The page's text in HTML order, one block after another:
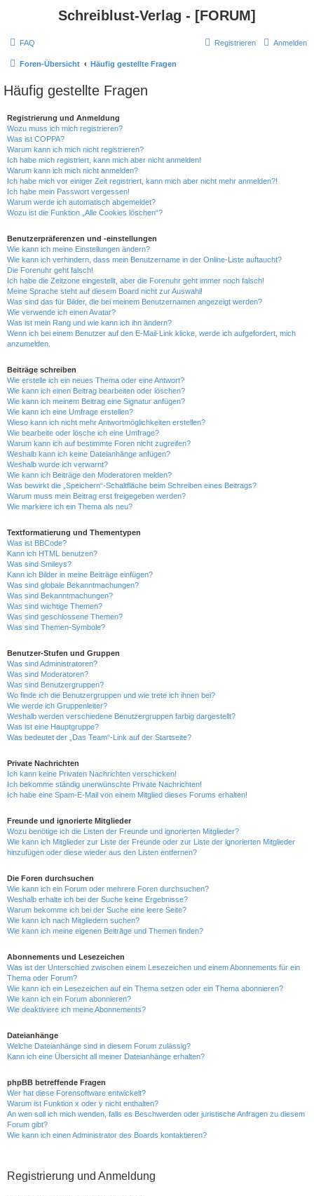
Schreiblust-Verlag - [FORUM]
FAQ Anmelden
Registrieren
Foren-Übersicht Häufig gestellte Fragen
Häufig gestellte Fragen
Registrierung und Anmeldung
Wozu muss ich mich registrieren?
Was ist COPPA?
Warum kann ich mich nicht registrieren?
Ich habe mich registriert, kann mich aber nicht anmelden!
Warum kann ich mich nicht anmelden?
Ich habe mich vor einiger Zeit registriert, kann mich aber nicht mehr anmelden?!
Ich habe mein Passwort vergessen!
Warum werde ich automatisch abgemeldet?
Wozu ist die Funktion „Alle Cookies löschen“?
Benutzerpräferenzen und -einstellungen
Wie kann ich meine Einstellungen ändern?
Wie kann ich verhindern, dass mein Benutzername in der Online-Liste auftaucht?
Die Forenuhr geht falsch!
Ich habe die Zeitzone eingestellt, aber die Forenuhr geht immer noch falsch!
Meine Sprache steht auf diesem Board nicht zur Auswahl!
Was sind das für Bilder, die bei meinem Benutzernamen angezeigt werden?
Wie verwende ich einen Avatar?
Was ist mein Rang und wie kann ich ihn ändern?
Wenn ich bei einem Benutzer auf den E-Mail-Link klicke, werde ich aufgefordert, mich
anzumelden.
Beiträge schreiben
Wie erstelle ich ein neues Thema oder eine Antwort?
Wie kann ich einen Beitrag bearbeiten oder löschen?
Wie kann ich meinem Beitrag eine Signatur anfügen?
Wie kann ich eine Umfrage erstellen?
Wieso kann ich nicht mehr Antwortmöglichkeiten erstellen?
Wie bearbeite oder lösche ich eine Umfrage?
Warum kann ich auf bestimmte Foren nicht zugreifen?
Weshalb kann ich keine Dateianhänge anfügen?
Weshalb wurde ich verwarnt?
Wie kann ich Beiträge den Moderatoren melden?
Was bewirkt die „Speichern“-Schaltfläche beim Schreiben eines Beitrags?
Warum muss mein Beitrag erst freigegeben werden?
Wie markiere ich ein Thema als neu?
Textformatierung und Thementypen
Was ist BBCode?
Kann ich HTML benutzen?
Was sind Smileys?
Kann ich Bilder in meine Beiträge einfügen?
Was sind globale Bekanntmachungen?
Was sind Bekanntmachungen?
Was sind wichtige Themen?
Was sind geschlossene Themen?
Was sind Themen-Symbole?
Benutzer-Stufen und Gruppen
Was sind Administratoren?
Was sind Moderatoren?
Was sind Benutzergruppen?
Wo finde ich die Benutzergruppen und wie trete ich ihnen bei?
Wie werde ich Gruppenleiter?
Weshalb werden verschiedene Benutzergruppen farbig dargestellt?
Was ist eine Hauptgruppe?
Was bedeutet der „Das Team“-Link auf der Startseite?
Private Nachrichten
Ich kann keine Privaten Nachrichten verschicken!
Ich bekomme ständig unerwünschte Private Nachrichten!
Ich habe eine Spam-E-Mail von einem Mitglied dieses Forums erhalten!
Freunde und ignorierte Mitglieder
Wozu benötige ich die Listen der Freunde und ignorierten Mitglieder?
Wie kann ich Mitglieder zur Liste der Freunde oder zur Liste der ignorierten Mitglieder
hinzufügen oder diese wieder aus den Listen entfernen?
Die Foren durchsuchen
Wie kann ich ein Forum oder mehrere Foren durchsuchen?
Weshalb erhalte ich bei der Suche keine Ergebnisse?
Warum bekomme ich bei der Suche eine leere Seite?
Wie kann ich nach Mitgliedern suchen?
Wie kann ich meine eigenen Beiträge und Themen finden?
Abonnements und Lesezeichen
Was ist der Unterschied zwischen einem Lesezeichen und einem Abonnements für ein
Thema oder Forum?
Wie kann ich ein Lesezeichen auf ein Thema setzen oder ein Thema abonnieren?
Wie kann ich ein Forum abonnieren?
Wie deaktiviere ich meine Abonnements?
Dateianhänge
Welche Dateianhänge sind in diesem Forum zulässig?
Kann ich eine Übersicht all meiner Dateianhänge erhalten?
phpBB betreffende Fragen
Wer hat diese Forensoftware entwickelt?
Warum ist Funktion x oder y nicht enthalten?
An wen soll ich mich wenden, falls es Beschwerden oder juristische Anfragen zu diesem
Forum gibt?
Wie kann ich einen Administrator des Boards kontaktieren?
Registrierung und Anmeldung